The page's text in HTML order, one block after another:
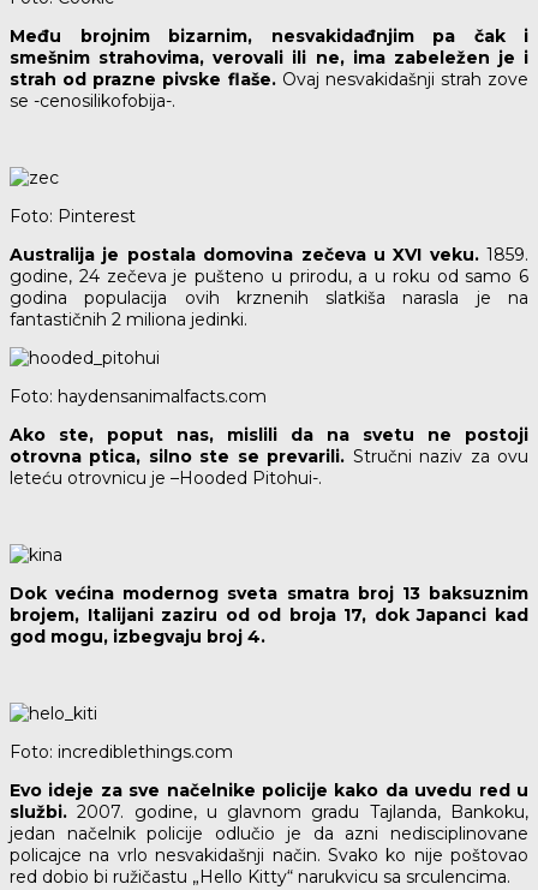
Među brojnim bizarnim, nesvakidađnjim pa čak i
smešnim strahovima, verovali ili ne, ima zabeležen je i
strah od prazne pivske flaše. Ovaj nesvakidašnji strah zove
se -cenosilikofobija-.
Foto: Pinterest
Australija je postala domovina zečeva u XVI veku. 1859.
godine, 24 zečeva je pušteno u prirodu, a u roku od samo 6
godina populacija ovih krznenih slatkiša narasla je na
fantastičnih 2 miliona jedinki.
Foto: haydensanimalfacts.com
Ako ste, poput nas, mislili da na svetu ne postoji
otrovna ptica, silno ste se prevarili. Stručni naziv za ovu
leteću otrovnicu je –Hooded Pitohui-.
Dok većina modernog sveta smatra broj 13 baksuznim
brojem, Italijani zaziru od od broja 17, dok Japanci kad
god mogu, izbegvaju broj 4.
Foto: incrediblethings.com
Evo ideje za sve načelnike policije kako da uvedu red u
službi.2007. godine, u glavnom gradu Tajlanda, Bankoku,
jedan načelnik policije odlučio je da azni nedisciplinovane
policajce na vrlo nesvakidašnji način. Svako ko nije poštovao
red dobio bi ružičastu „Hello Kitty“ narukvicu sa srculencima.